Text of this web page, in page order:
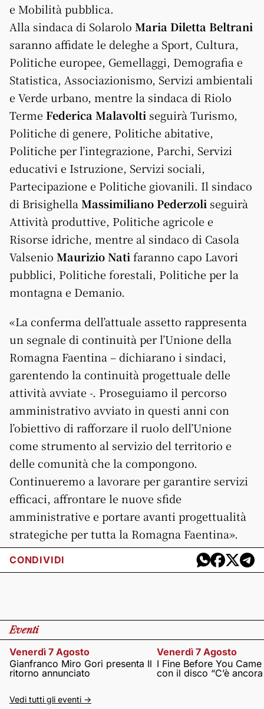
e Mobilità pubblica.
Alla sindaca di Solarolo Maria Diletta Beltrani
saranno affidate le deleghe a Sport, Cultura,
Politiche europee, Gemellaggi, Demografia e
Statistica, Associazionismo, Servizi ambientali
e Verde urbano, mentre la sindaca di Riolo
Terme Federica Malavolti seguirà Turismo,
Politiche di genere, Politiche abitative,
Politiche per l’integrazione, Parchi, Servizi
educativi e Istruzione, Servizi sociali,
Partecipazione e Politiche giovanili. Il sindaco
di Brisighella Massimiliano Pederzoli seguirà
Attività produttive, Politiche agricole e
Risorse idriche, mentre al sindaco di Casola
Valsenio Maurizio Nati faranno capo Lavori
pubblici, Politiche forestali, Politiche per la
montagna e Demanio.
«La conferma dell’attuale assetto rappresenta
un segnale di continuità per l’Unione della
Romagna Faentina – dichiarano i sindaci,
garentendo la continuità progettuale delle
attività avviate -. Proseguiamo il percorso
amministrativo avviato in questi anni con
l’obiettivo di rafforzare il ruolo dell’Unione
come strumento al servizio del territorio e
delle comunità che la compongono.
Continueremo a lavorare per garantire servizi
efficaci, affrontare le nuove sfide
amministrative e portare avanti progettualità
strategiche per tutta la Romagna Faentina».
CONDIVIDI
Eventi
Venerdì 7 Agosto
Gianfranco Miro Gori presenta Il
ritorno annunciato
Venerdì 7 Agosto
I Fine Before You
con il disco “C’è
Vedi tutti gli eventi ->